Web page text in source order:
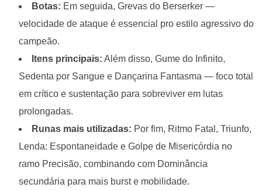
Botas: Em seguida, Grevas do Berserker —
velocidade de ataque é essencial pro estilo agressivo do
campeão.
Itens principais: Além disso, Gume do Infinito,
Sedenta por Sangue e Dançarina Fantasma — foco total
em crítico e sustentação para sobreviver em lutas
prolongadas.
Runas mais utilizadas: Por fim, Ritmo Fatal, Triunfo,
Lenda: Espontaneidade e Golpe de Misericórdia no
ramo Precisão, combinando com Dominância
secundária para mais burst e mobilidade.